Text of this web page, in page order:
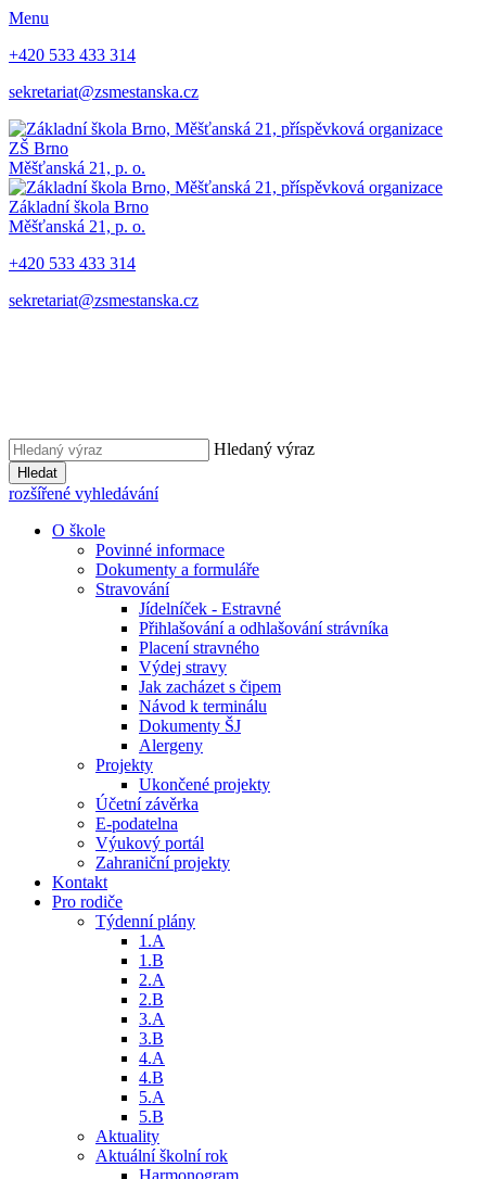
Menu
+420 533 433 314
sekretariat@zsmestanska.cz
ZŠ Brno
Měšťanská 21, p. o.
Základní škola Brno
Měšťanská 21, p. o.
+420 533 433 314
sekretariat@zsmestanska.cz
Hledaný výraz
Hledat
rozšířené vyhledávání
O škole
Povinné informace
Dokumenty a formuláře
Stravování
Jídelníček - Estravné
Přihlašování a odhlašování strávníka
Placení stravného
Výdej stravy
Jak zacházet s čipem
Návod k terminálu
Dokumenty ŠJ
Alergeny
Projekty
Ukončené projekty
Účetní závěrka
E-podatelna
Výukový portál
Zahraniční projekty
Kontakt
Pro rodiče
Týdenní plány
1.A
1.B
2.A
2.B
3.A
3.B
4.A
4.B
5.A
5.B
Aktuality
Aktuální školní rok
Harmonogram